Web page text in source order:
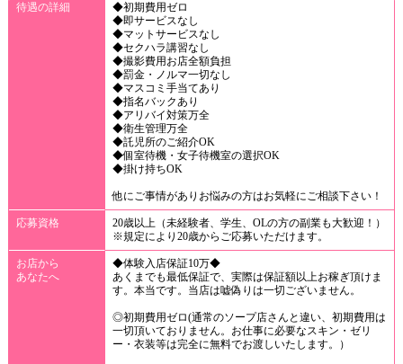
待遇の詳細
◆初期費用ゼロ
◆即サービスなし
◆マットサービスなし
◆セクハラ講習なし
◆撮影費用お店全額負担
◆罰金・ノルマ一切なし
◆マスコミ手当てあり
◆指名バックあり
◆アリバイ対策万全
◆衛生管理万全
◆託児所のご紹介OK
◆個室待機・女子待機室の選択OK
◆掛け持ちOK
他にご事情がありお悩みの方はお気軽にご相談下さい！
応募資格
20歳以上（未経験者、学生、OLの方の副業も大歓迎！）
※規定により20歳からご応募いただけます。
お店から
あなたへ
◆体験入店保証10万◆
あくまでも最低保証で、実際は保証額以上お稼ぎ頂けま
す。本当です。当店は嘘偽りは一切ございません。
◎初期費用ゼロ(通常のソープ店さんと違い、初期費用は
一切頂いておりません。お仕事に必要なスキン・ゼリ
ー・衣装等は完全に無料でお渡しいたします。）